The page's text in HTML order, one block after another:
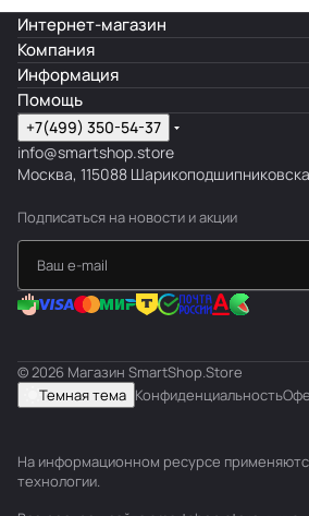
Интернет-магазин
Компания
Информация
Помощь
+7(499) 350-54-37
info@smartshop.store
Москва, 115088
Подписаться на новости и акции
© 2026 Магазин SmartShop.Store
Темная тема Конфиденциальность
На информационном ресурсе
технологии.